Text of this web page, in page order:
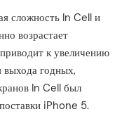
сложность In Cell и
возрастает
к увеличению
выхода годных,
In Cell был
iPhone 5.